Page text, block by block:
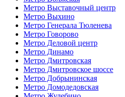
Метро Выставочный центр
Метро Выхино
Метро Генерала Тюленева
Метро Говорово
Метро Деловой центр
Метро Динамо
Метро Дмитровская
Метро Дмитровское шоссе
Метро Добрынинская
Метро Домодедовская